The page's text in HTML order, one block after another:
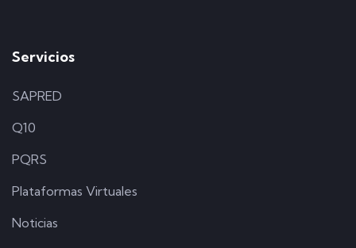
Servicios
SAPRED
Q10
PQRS
Plataformas Virtuales
Noticias